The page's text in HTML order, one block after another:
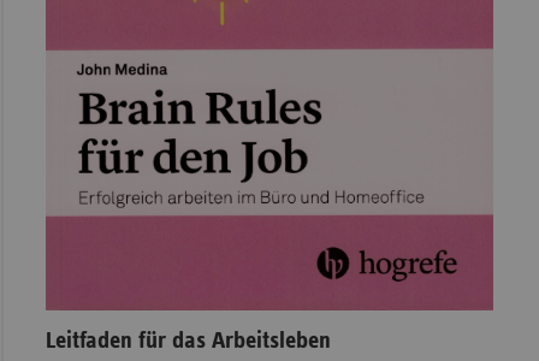
Leitfaden für das Arbeitsleben